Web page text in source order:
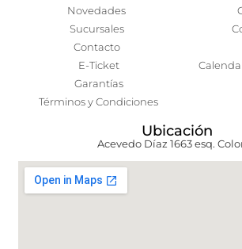
Novedades
Sucursales
Contacto
E-Ticket
Garantías
Términos y Condiciones
Ubicación
Acevedo Díaz 1663 esq.